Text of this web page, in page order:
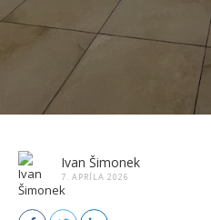
Ivan Šimonek
7. APRÍLA 2026